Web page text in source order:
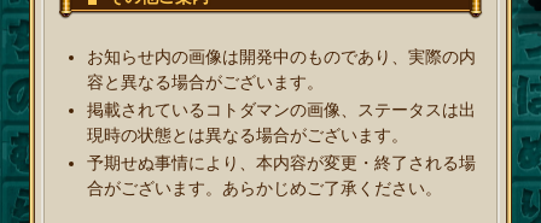
お知らせ内の画像は開発中のものであり、実際の内
容と異なる場合がございます。
掲載されているコトダマンの画像、ステータスは出
現時の状態とは異なる場合がございます。
予期せぬ事情により、本内容が変更・終了される場
合がございます。あらかじめご了承ください。